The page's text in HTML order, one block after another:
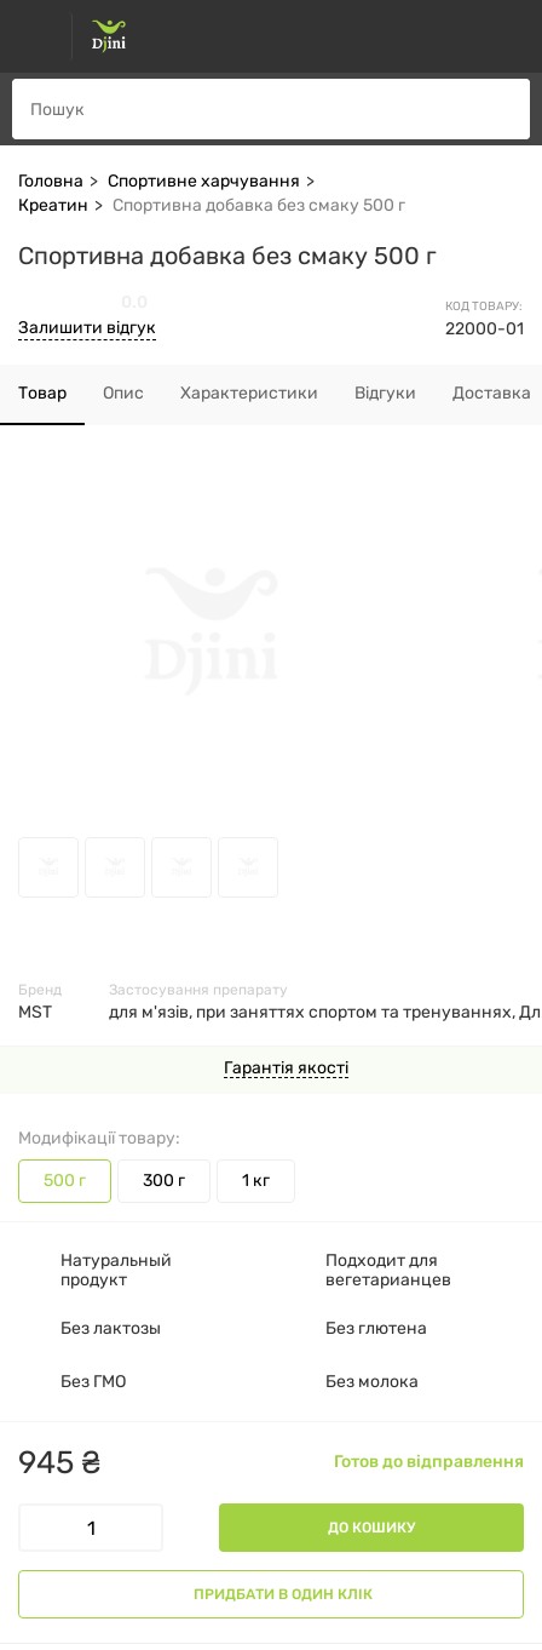
Головна
Спортивне харчування
Креатин
Спортивна добавка без смаку 500 г
Спортивна добавка без смаку 500 г
КОД ТОВАРУ:
22000-01
Залишити відгук
Товар Опис Характеристики Відгуки Доставка
Гарантія якості
Модифікації товару:
500 г 300 г 1 кг
945 ₴ Готов до відправлення
ДО КОШИКУ
ПРИДБАТИ В ОДИН КЛІК
Натуральный
продукт
Подходит для
вегетарианцев
Без лактозы Без глютена
Без ГМО Без молока
Бренд
MST
Застосування препарату
для м'язів, при заняттях спортом та тренуваннях,